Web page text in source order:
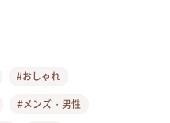
#おしゃれ
#メンズ・男性